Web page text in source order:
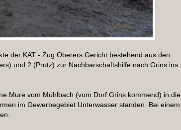
der KAT - Zug Oberers Gericht bestehend aus den
und 2 (Prutz) zur Nachbarschaftshilfe nach Grins ins
Mure vom Mühlbach (vom Dorf Grins kommend) in die
im Gewerbegebiet Unterwasser standen. Bei einem